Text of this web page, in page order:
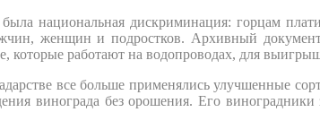
была национальная дискриминация: горцам
женщин и подростков. Архивный
которые работают на водопроводах, для
все больше применялись улучшенные
винограда без орошения. Его